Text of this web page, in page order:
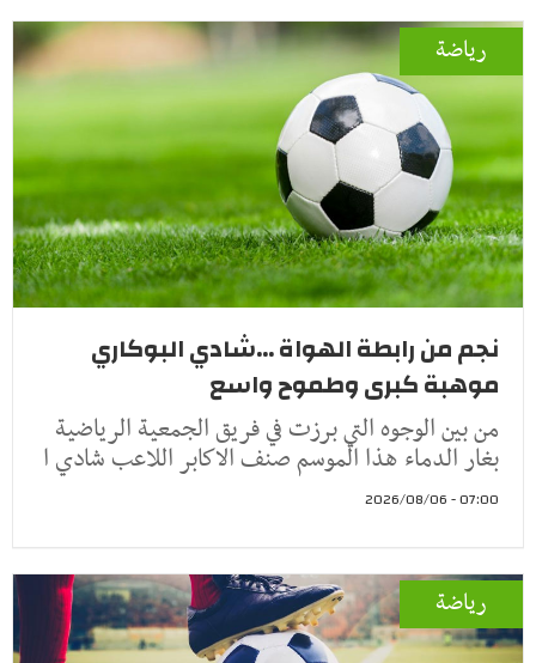
رياضة
نجم من رابطة الهواة ...شادي البوكاري
موهبة كبرى وطموح واسع
من بين الوجوه التي برزت في فريق الجمعية الرياضية
بغار الدماء هذا الموسم صنف الاكابر اللاعب شادي ا
07:00 - 2026/08/06
رياضة